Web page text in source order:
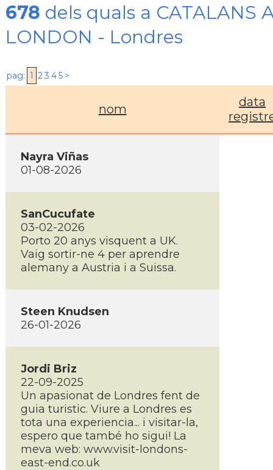
678 dels quals a CATALANS
LONDON - Londres
pag: 1 23 45 >
nom
data
Nayra Viñas
01-08-2026
SanCucufate
03-02-2026
Porto 20 anys visquent a UK.
Vaig sortir-ne 4 per aprendre
alemany a Austria i a Suissa.
Steen Knudsen
26-01-2026
Jordi Briz
22-09-2025
Un apasionat de Londres fent de
guia turistic. Viure a Londres es
tota una experiencia... i visitar-la,
espero que també ho sigui! La
meva web: www.visit-londons-
east-end.co.uk